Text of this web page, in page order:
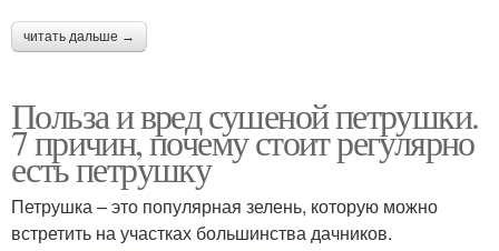
читать дальше →
Польза и вред сушеной петрушки.
7 причин, почему стоит регулярно
есть петрушку
Петрушка – это популярная зелень, которую можно
встретить на участках большинства дачников.